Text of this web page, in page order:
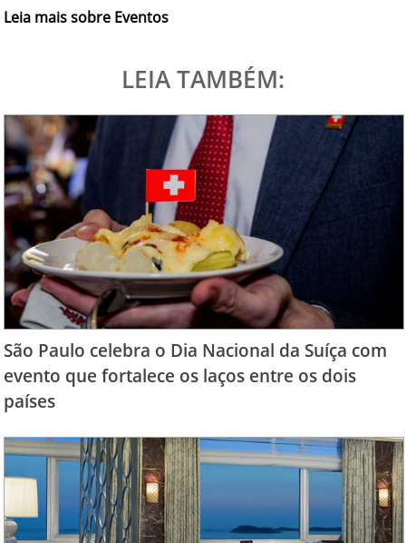
Leia mais sobre Eventos
LEIA TAMBÉM:
São Paulo celebra o Dia Nacional da Suíça com
evento que fortalece os laços entre os dois
países